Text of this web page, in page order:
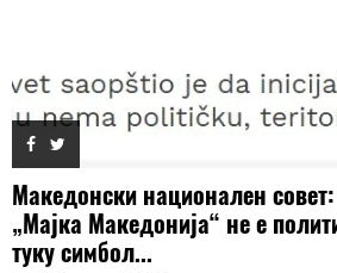
Македонски национален
„Мајка Македонија“ не е
туку симбол...